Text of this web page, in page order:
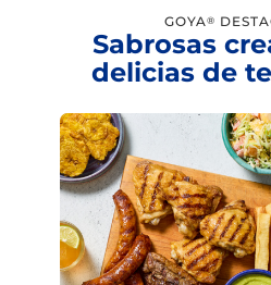
GOYA®
Sabrosas
delicias de